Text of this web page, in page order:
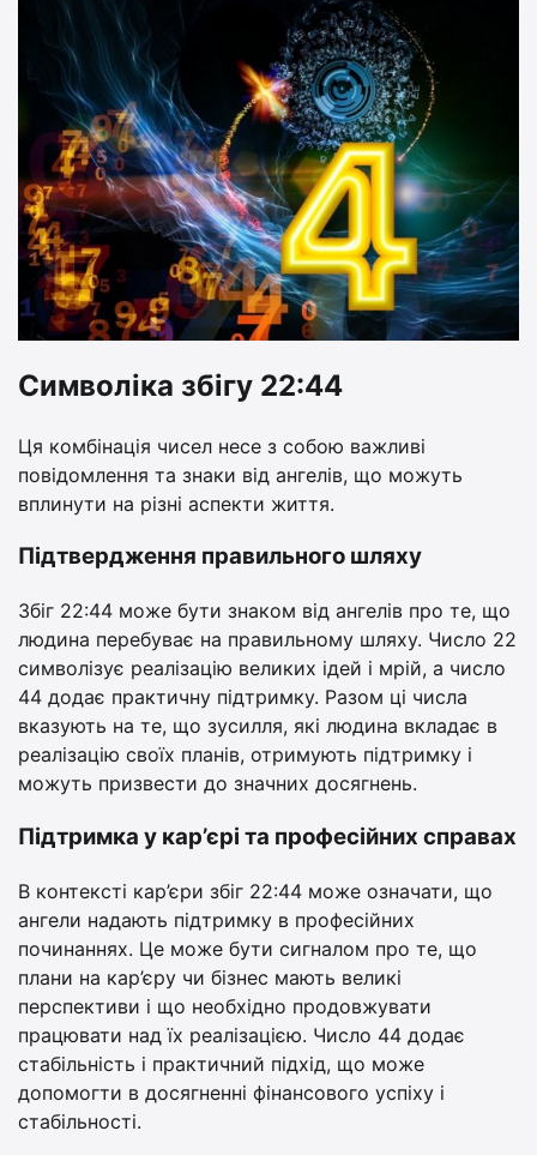
Символіка збігу 22:44
Ця комбінація чисел несе з собою важливі
повідомлення та знаки від ангелів, що можуть
вплинути на різні аспекти життя.
Підтвердження правильного шляху
Збіг 22:44 може бути знаком від ангелів про те, що
людина перебуває на правильному шляху. Число 22
символізує реалізацію великих ідей і мрій, а число
44 додає практичну підтримку. Разом ці числа
вказують на те, що зусилля, які людина вкладає в
реалізацію своїх планів, отримують підтримку і
можуть призвести до значних досягнень.
Підтримка у кар’єрі та професійних справах
В контексті кар’єри збіг 22:44 може означати, що
ангели надають підтримку в професійних
починаннях. Це може бути сигналом про те, що
плани на кар’єру чи бізнес мають великі
перспективи і що необхідно продовжувати
працювати над їх реалізацією. Число 44 додає
стабільність і практичний підхід, що може
допомогти в досягненні фінансового успіху і
стабільності.